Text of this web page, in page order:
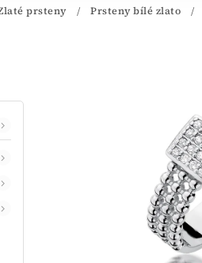
prsteny / Prsteny bílé zlato /